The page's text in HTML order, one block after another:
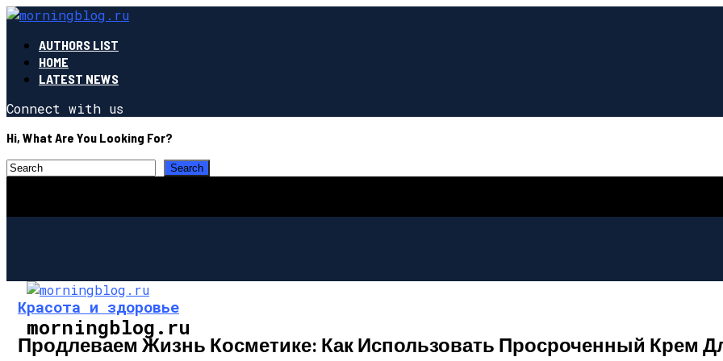
AUTHORS LIST
HOME
LATEST NEWS
Connect with us
Hi, What Are You Looking For?
morningblog.ru
Красота и здоровье
Продлеваем Жизнь Косметике: Как Использовать Просроченный Крем